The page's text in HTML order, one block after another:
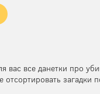
вас все данетки про
загадки